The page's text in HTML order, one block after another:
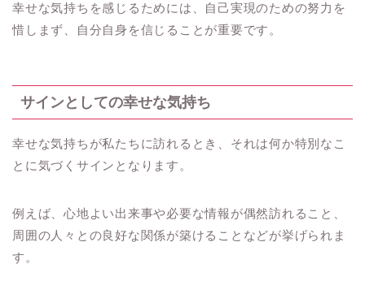
幸せな気持ちを感じるためには、自己実現のための努力を
惜しまず、自分自身を信じることが重要です。
サインとしての幸せな気持ち
幸せな気持ちが私たちに訪れるとき、それは何か特別なこ
とに気づくサインとなります。
例えば、心地よい出来事や必要な情報が偶然訪れること、
周囲の人々との良好な関係が築けることなどが挙げられま
す。